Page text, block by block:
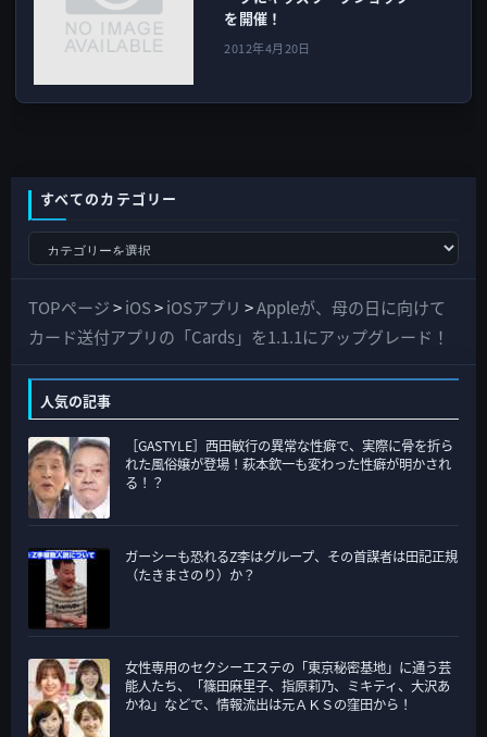
を開催！
2012年4月20日
すべてのカテゴリー
て
の
ゴ
リ
ー
TOPページ>iOS>iOSアプリ >Appleが、母の日に向けて
カード送付アプリの「Cards」を1.1.1にアップグレード！
人気の記事
［GASTYLE］西田敏行の異常な性癖で、実際に骨を折ら
れた風俗嬢が登場！萩本欽一も変わった性癖が明かされ
る！？
ガーシーも恐れるZ李はグループ、その首謀者は田記正規
（たきまさのり）か？
女性専用のセクシーエステの「東京秘密基地」に通う芸
能人たち、「篠田麻里子、指原莉乃、ミキティ、大沢あ
かね」などで、情報流出は元ＡＫＳの窪田から！